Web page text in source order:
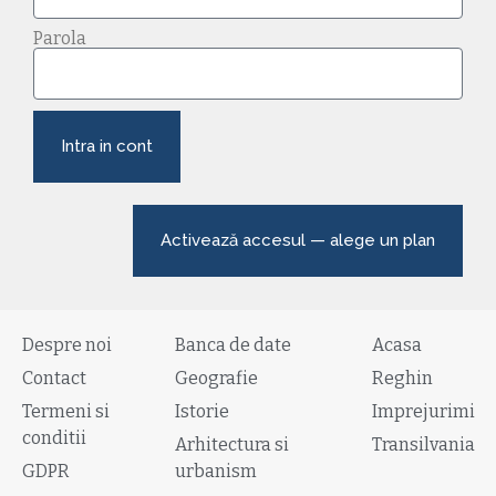
Parola
Intra in cont
Activează accesul — alege un plan
Despre noi
Contact
Termeni si
conditii
GDPR
Banca de date
Geografie
Istorie
Arhitectura si
urbanism
Acasa
Reghin
Imprejurimi
Transilvania